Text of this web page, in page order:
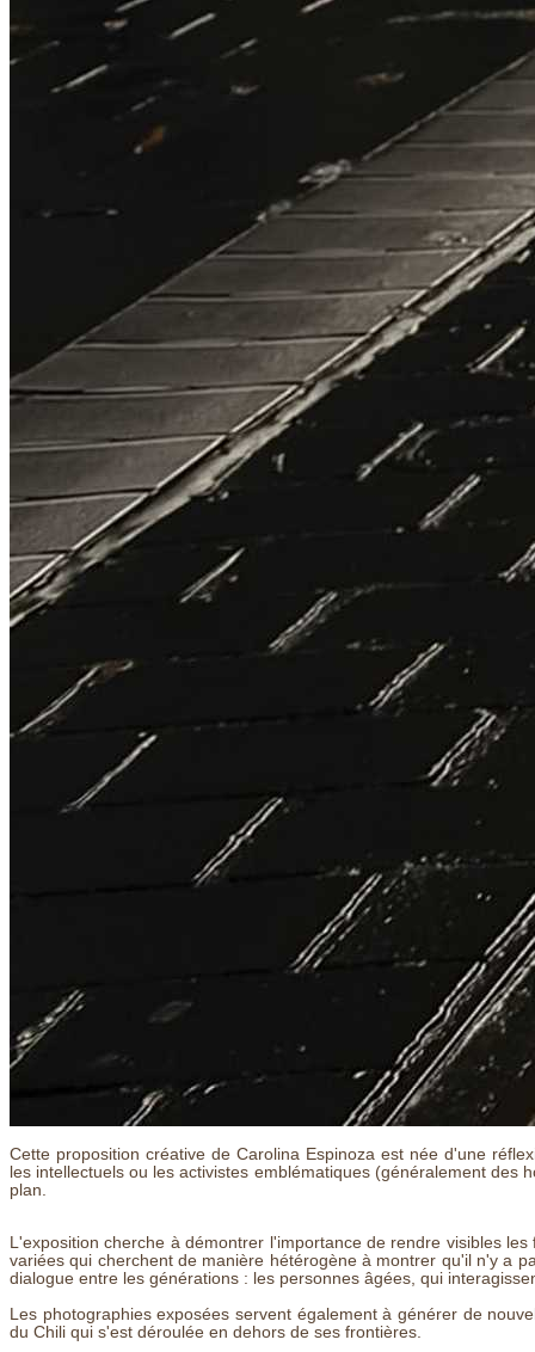
Cette proposition créative de Carolina Espinoza est née d'une
les intellectuels ou les activistes emblématiques (généralement
plan.
L'exposition cherche à démontrer l'importance de rendre visibles
variées qui cherchent de manière hétérogène à montrer qu'il n'y a
dialogue entre les générations : les personnes âgées, qui
Les photographies exposées servent également à générer de
du Chili qui s'est déroulée en dehors de ses frontières.